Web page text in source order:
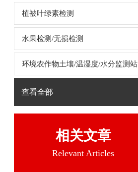
植被叶绿素检测
水果检测/无损检测
环境农作物土壤/温湿度/水分监测站
查看全部
相关文章
Relevant Articles